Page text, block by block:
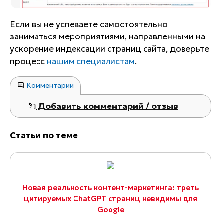
Если вы не успеваете самостоятельно
заниматься мероприятиями, направленными на
ускорение индексации страниц сайта, доверьте
процесс нашим специалистам.
Комментарии
Добавить комментарий / отзыв
Статьи по теме
Новая реальность контент-маркетинга: треть
цитируемых ChatGPT страниц невидимы для
Google